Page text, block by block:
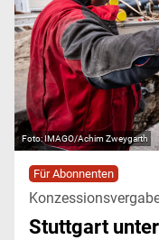
IMAGO/Achim Zweygarth
Für Abonnenten
Stuttgart